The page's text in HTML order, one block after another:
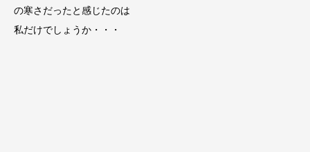
の寒さだったと感じたのは
私だけでしょうか・・・